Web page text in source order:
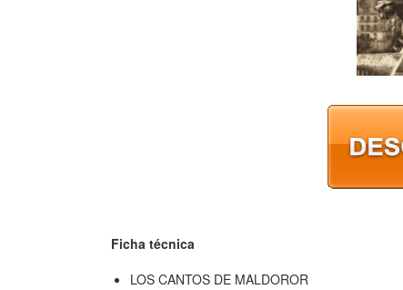
Ficha técnica
LOS CANTOS DE MALDOROR